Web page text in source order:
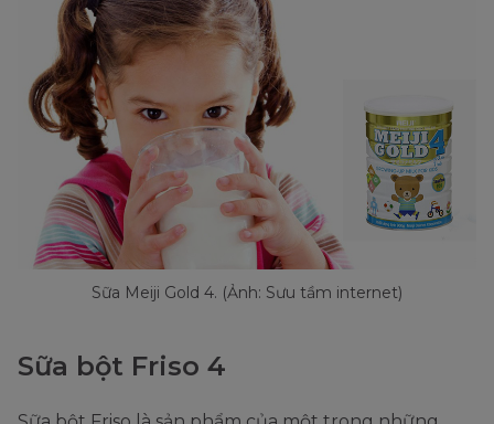
Sữa Meiji Gold 4. (Ảnh: Sưu tầm internet)
Sữa bột Friso 4